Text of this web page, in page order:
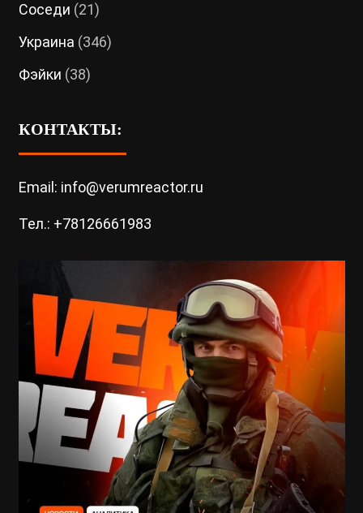
Соседи (21)
Украина (346)
Фэйки (38)
КОНТАКТЫ:
Email: info@verumreactor.ru
Тел.: +78126661983